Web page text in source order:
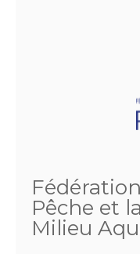
Pêche et
Milieu